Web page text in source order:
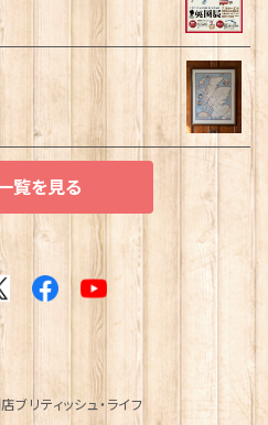
覧を見る
リティッシュ・ライフ